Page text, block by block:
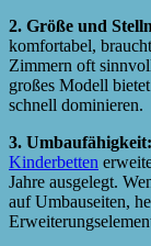
2. Größe und
komfortabel,
Zimmern oft
großes Modell
schnell dominieren.
3. Umbaufähigkeit:
Kinderbetten
Jahre ausgelegt.
auf Umbauseiten,